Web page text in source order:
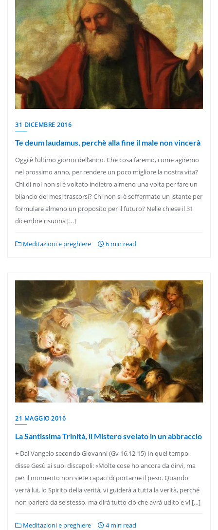
31 DICEMBRE 2016
Te deum laudamus, perchè alla fine il male non vincerà
Oggi è l’ultimo giorno dell’anno. Che cosa faremo, come agiremo
nel prossimo anno, per rendere un poco migliore la nostra vita?
Chi di noi non si è voltato indietro almeno una volta per fare un
bilancio dei mesi trascorsi? Chi non si è soffermato un istante per
formulare almeno un proposito per il futuro? Nelle chiese il 31
dicembre risuona […]
Meditazioni e preghiere 6 min read
21 MAGGIO 2016
La Santissima Trinità, il Mistero svelato in un abbraccio
+ Dal Vangelo secondo Giovanni (Gv 16,12-15) In quel tempo,
disse Gesù ai suoi discepoli: «Molte cose ho ancora da dirvi, ma
per il momento non siete capaci di portarne il peso. Quando
verrà lui, lo Spirito della verità, vi guiderà a tutta la verità, perché
non parlerà da se stesso, ma dirà tutto ciò che avrà udito e vi […]
Meditazioni e preghiere 4 min read